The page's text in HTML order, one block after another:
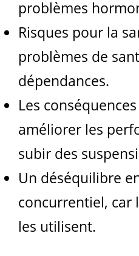
problèmes
Risques pour la
problèmes de
dépendances.
Les
améliorer les
subir des
Un déséquilibre
concurrentiel, car
les utilisent.